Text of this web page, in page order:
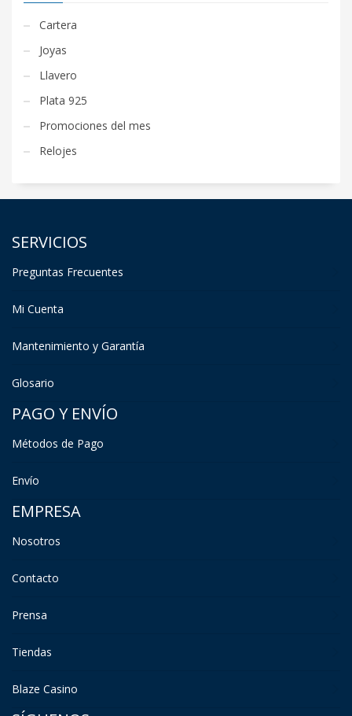
Cartera
Joyas
Llavero
Plata 925
Promociones del mes
Relojes
SERVICIOS
Preguntas Frecuentes
Mi Cuenta
Mantenimiento y Garantía
Glosario
PAGO Y ENVÍO
Métodos de Pago
Envío
EMPRESA
Nosotros
Contacto
Prensa
Tiendas
Blaze Casino